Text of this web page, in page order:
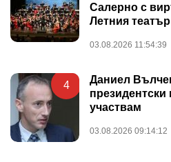
Салерно с
Летния театър
03.08.2026 11:54:39
4
Даниел
президентски
участвам
03.08.2026 09:14:12